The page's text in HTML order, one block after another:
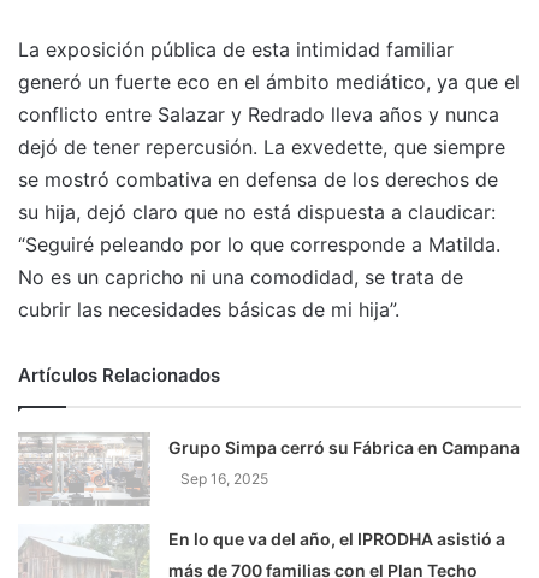
La exposición pública de esta intimidad familiar
generó un fuerte eco en el ámbito mediático, ya que el
conflicto entre Salazar y Redrado lleva años y nunca
dejó de tener repercusión. La exvedette, que siempre
se mostró combativa en defensa de los derechos de
su hija, dejó claro que no está dispuesta a claudicar:
“Seguiré peleando por lo que corresponde a Matilda.
No es un capricho ni una comodidad, se trata de
cubrir las necesidades básicas de mi hija”.
Artículos Relacionados
Grupo Simpa cerró su Fábrica en Campana
Sep 16, 2025
En lo que va del año, el IPRODHA asistió a
más de 700 familias con el Plan Techo